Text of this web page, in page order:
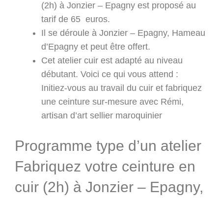
(2h) à Jonzier – Epagny est proposé au
tarif de 65 euros.
Il se déroule à Jonzier – Epagny, Hameau
d’Epagny et peut être offert.
Cet atelier cuir est adapté au niveau
débutant. Voici ce qui vous attend :
Initiez-vous au travail du cuir et fabriquez
une ceinture sur-mesure avec Rémi,
artisan d’art sellier maroquinier
Programme type d’un atelier
Fabriquez votre ceinture en
cuir (2h) à Jonzier – Epagny,